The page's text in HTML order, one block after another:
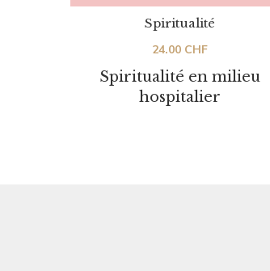
Spiritualité en milieu
hospitalier
Spiritualité
24.00 CHF